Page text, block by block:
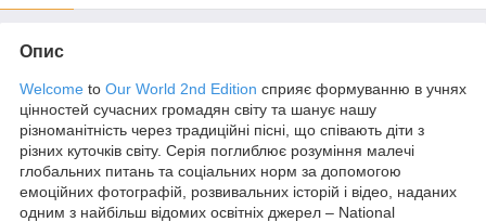
Опис
Welcome to Our World 2nd Edition сприяє формуванню в учнях
цінностей сучасних громадян світу та шанує нашу
різноманітність через традиційні пісні, що співають діти з
різних куточків світу. Серія поглиблює розуміння малечі
глобальних питань та соціальних норм за допомогою
емоційних фотографій, розвивальних історій і відео, наданих
одним з найбільш відомих освітніх джерел – National